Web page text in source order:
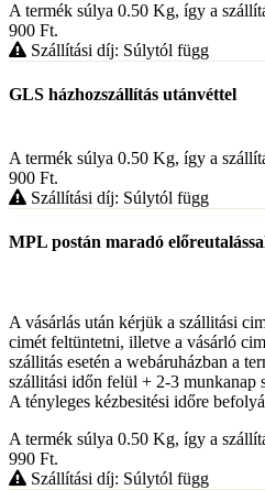
A termék súlya 0.50 Kg, így a
900 Ft.
Szállítási díj: Súlytól függ
GLS házhozszállítás utánvéttel
A termék súlya 0.50 Kg, így a
900 Ft.
Szállítási díj: Súlytól függ
MPL postán maradó
A vásárlás után kérjük a szállitási
cimét feltüntetni, illetve a vásárló
szállitás esetén a webáruházban a
szállitási időn felül + 2-3 munkanap
A tényleges kézbesitési időre
A termék súlya 0.50 Kg, így a
990 Ft.
Szállítási díj: Súlytól függ